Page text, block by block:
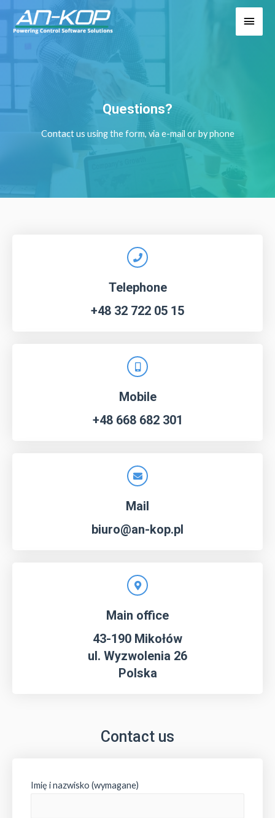
Questions?
Contact us using the form, via e-mail or by phone
Telephone
+48 32 722 05 15
Mobile
+48 668 682 301
Mail
biuro@an-kop.pl
Main office
43-190 Mikołów
ul. Wyzwolenia 26
Polska
Contact us
Imię i nazwisko (wymagane)